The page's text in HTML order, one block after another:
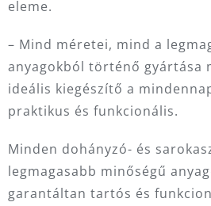
eleme.
– Mind méretei, mind a
anyagokból történő gyártása
ideális kiegészítő a
praktikus és funkcionális.
Minden dohányzó- és
legmagasabb minőségű
garantáltan tartós és